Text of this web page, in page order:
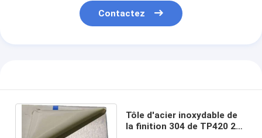
Contactez
Tôle d'acier inoxydable de
la finition 304 de TP420 2b